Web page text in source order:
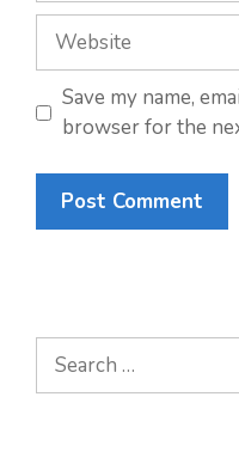
Website
Save my name,
browser for the
Search
for: